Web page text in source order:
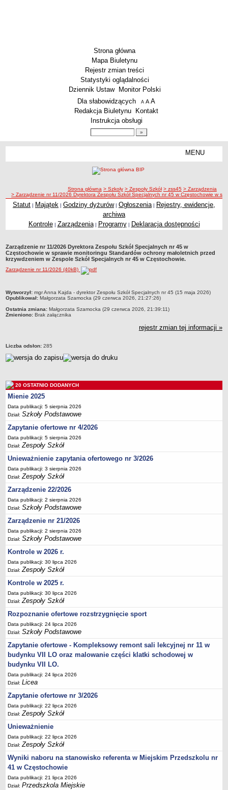
Strona główna
Mapa Biuletynu
Rejestr zmian treści
Statystyki oglądalności
Dziennik Ustaw
Monitor Polski
Menu dodatkowe
Dla słabowidzących A pomniejsz czcionkę
A standardowy rozmiar czcionki
A
Redakcja Biuletynu
Kontakt
Instrukcja obsługi
MENU
Zespoły Szkół
Techniczne Zakłady Naukowe
PRZEDSZKOLA
ARCHIWUM SZKÓŁ I PLACÓWEK
Zlikwidowane gimnazja
Przekształcone szkoły i placówki
SPECJALNE OŚRODKI SZKOLNO-WYCHOWAWCZE
Specjalny Ośrodek nr 1
Dane podstawowe
Statut
Godziny dyżurów
Ogłoszenie
Zarządzenia
Kontrole
Rejestry, ewidencje, archiwa
Sprawozdania
Deklaracja dostępności
PORADNIE PSYCHOLOGICZNO-PEDAGOGICZNE
Zespół Poradni
BIURO FINANSÓW OŚWIATY
Dane podstawowe
Statut
Majątek
Godziny dyżurów
Ogłoszenia
Zarządzenia
Rejestry, ewidencje, archiwa
Kontrole
PONOWNE WYKORZYSTYWANIE
Sprawozdania
Deklaracja dostępności
DEKLARACJA DOSTĘPNOŚCI
OŚWIADCZENIA MAJĄTKOWE
PONOWNE WYKORZYSTYWANIE
UDOSTĘPNIANIE INFORMACJI PUBLICZNEJ
OCHRONA DANYCH OSOBOWYCH
ścieżka nawigacji
Strona główna > Szkoły > Zespoły Szkół > zss45 > Zarządzenia
> Zarządzenie nr 11/2026 Dyrektora Zespołu Szkół Specjalnych nr 45 w Częstochowie w
Statut | Majątek | Godziny dyżurów| Ogłoszenia | Rejestry, ewidencje,
archiwa
Kontrole| Zarządzenia| Programy| Deklaracja dostępności
Zarządzenie nr 11/2026 Dyrektora Zespołu Szkół Specjalnych nr 45 w
Częstochowie w sprawie monitoringu Standardów ochrony małoletnich przed
krzywdzeniem w Zespole Szkół Specjalnych nr 45 w Częstochowie.
Zarządzenie nr 11/2026 (40kB)
metryczka
Wytworzył: mgr Anna Kajda - dyrektor Zespołu Szkół Specjalnych nr 45 (15 maja 2026)
Opublikował: Małgorzata Szamocka (29 czerwca 2026, 21:27:26)
Ostatnia zmiana: Małgorzata Szamocka (29 czerwca 2026, 21:39:11)
Zmieniono: Brak załącznika
rejestr zmian tej informacji »
Liczba odsłon: 285
20 OSTATNIO DODANYCH
Mienie 2025
Data publikacji: 5 sierpnia 2026
Dział:Szkoły Podstawowe
Zapytanie ofertowe nr 4/2026
Data publikacji: 5 sierpnia 2026
Dział:Zespoły Szkół
Unieważnienie zapytania ofertowego nr 3/2026
Data publikacji: 3 sierpnia 2026
Dział:Zespoły Szkół
Zarządzenie 22/2026
Data publikacji: 2 sierpnia 2026
Dział:Szkoły Podstawowe
Zarządzenie nr 21/2026
Data publikacji: 2 sierpnia 2026
Dział:Szkoły Podstawowe
Kontrole w 2026 r.
Data publikacji: 30 lipca 2026
Dział:Zespoły Szkół
Kontrole w 2025 r.
Data publikacji: 30 lipca 2026
Dział:Zespoły Szkół
Rozpoznanie ofertowe rozstrzygnięcie sport
Data publikacji: 24 lipca 2026
Dział:Szkoły Podstawowe
Zapytanie ofertowe - Kompleksowy remont sali lekcyjnej nr 11 w
budynku VII LO oraz malowanie części klatki schodowej w
budynku VII LO.
Data publikacji: 24 lipca 2026
Dział:Licea
Zapytanie ofertowe nr 3/2026
Data publikacji: 22 lipca 2026
Dział:Zespoły Szkół
Unieważnienie
Data publikacji: 22 lipca 2026
Dział:Zespoły Szkół
Wyniki naboru na stanowisko referenta w Miejskim Przedszkolu nr
41 w Częstochowie
Data publikacji: 21 lipca 2026
Dział:Przedszkola Miejskie